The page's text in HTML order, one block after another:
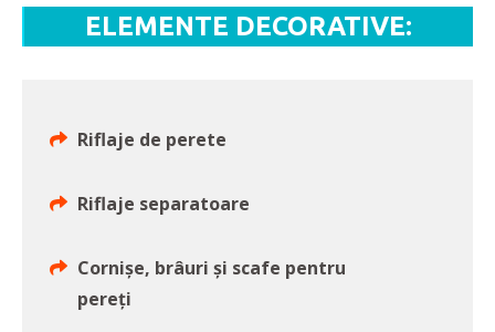
ELEMENTE DECORATIVE:
Riflaje de perete
Riflaje separatoare
Cornișe, brâuri și scafe pentru
pereți